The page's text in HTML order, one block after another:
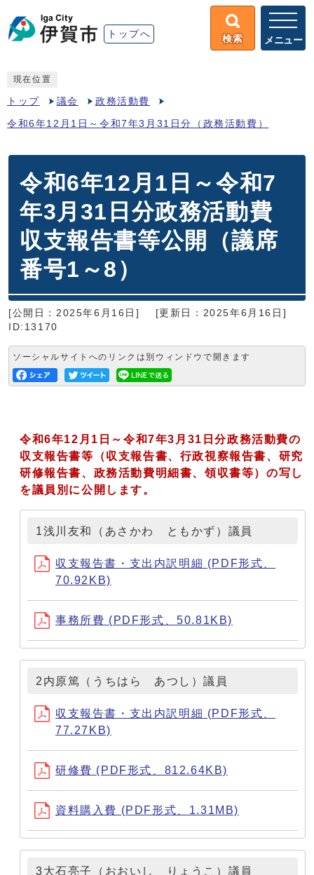
トップへ 検索 メニュー
現在位置
トップ 議会 政務活動費
令和6年12月1日～令和7年3月31日分（政務活動費）
令和6年12月1日～令和7
年3月31日分政務活動費
収支報告書等公開（議席
番号1～8）
[公開日：2025年6月16日]
[更新日：2025年6月16日]
ID:13170
ソーシャルサイトへのリンクは別ウィンドウで開きます
令和6年12月1日～令和7年3月31日分政務活動費の
収支報告書等（収支報告書、行政視察報告書、研究
研修報告書、政務活動費明細書、領収書等）の写し
を議員別に公開します。
1浅川友和（あさかわ ともかず）議員
収支報告書・支出内訳明細 (PDF形式、
70.92KB)
事務所費 (PDF形式、50.81KB)
2内原篤（うちはら あつし）議員
収支報告書・支出内訳明細 (PDF形式、
77.27KB)
研修費 (PDF形式、812.64KB)
資料購入費 (PDF形式、1.31MB)
3大石亮子（おおいし りょうこ）議員